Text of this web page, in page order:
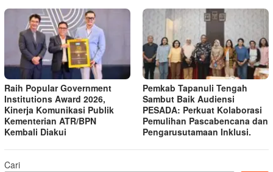
Raih Popular Government
Institutions Award 2026,
Kinerja Komunikasi Publik
Kementerian ATR/BPN
Kembali Diakui
Pemkab Tapanuli Tengah
Sambut Baik Audiensi
PESADA: Perkuat Kolaborasi
Pemulihan Pascabencana dan
Pengarusutamaan Inklusi.
Cari